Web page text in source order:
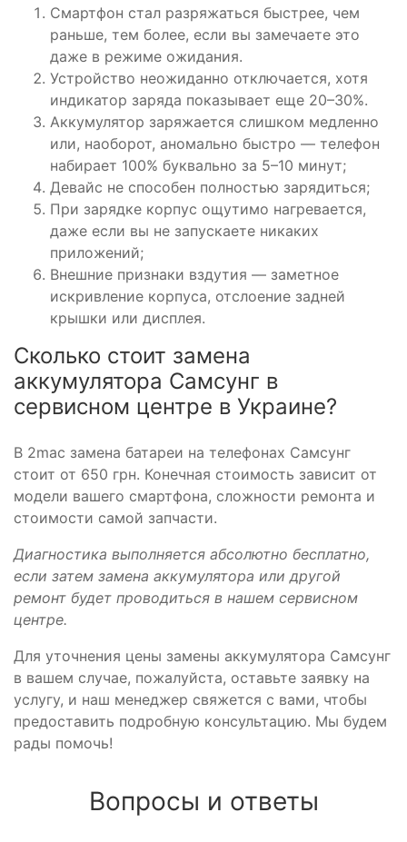
Смартфон стал разряжаться быстрее, чем
раньше, тем более, если вы замечаете это
даже в режиме ожидания.
Устройство неожиданно отключается, хотя
индикатор заряда показывает еще 20–30%.
Аккумулятор заряжается слишком медленно
или, наоборот, аномально быстро — телефон
набирает 100% буквально за 5–10 минут;
Девайс не способен полностью зарядиться;
При зарядке корпус ощутимо нагревается,
даже если вы не запускаете никаких
приложений;
Внешние признаки вздутия — заметное
искривление корпуса, отслоение задней
крышки или дисплея.
Сколько стоит замена
аккумулятора Самсунг в
сервисном центре в Украине?
В 2mac замена батареи на телефонах Самсунг
стоит от 650 грн. Конечная стоимость зависит от
модели вашего смартфона, сложности ремонта и
стоимости самой запчасти.
Диагностика выполняется абсолютно бесплатно,
если затем замена аккумулятора или другой
ремонт будет проводиться в нашем сервисном
центре.
Для уточнения цены замены аккумулятора Самсунг
в вашем случае, пожалуйста, оставьте заявку на
услугу, и наш менеджер свяжется с вами, чтобы
предоставить подробную консультацию. Мы будем
рады помочь!
Вопросы и ответы